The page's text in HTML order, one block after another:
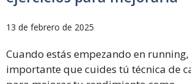
13 de febrero de 2025
Cuando estás empezando en
importante que cuides tú técnica de